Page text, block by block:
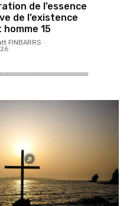
de l’essence
de l’existence
15
FINBARRS -